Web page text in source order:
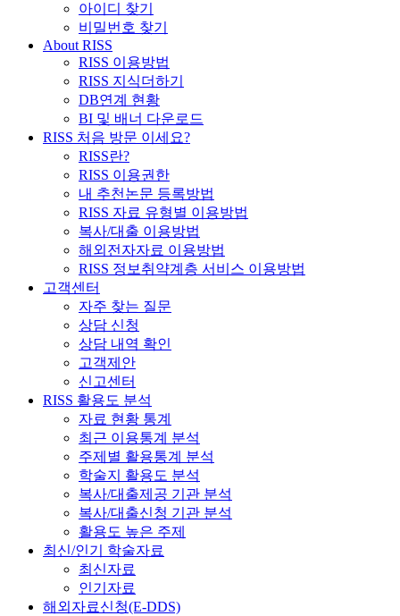
아이디 찾기
비밀번호 찾기
About RISS
RISS 이용방법
RISS 지식더하기
DB연계 현황
BI 및 배너 다운로드
RISS 처음 방문 이세요?
RISS란?
RISS 이용권한
내 추천논문 등록방법
RISS 자료 유형별 이용방법
복사/대출 이용방법
해외전자자료 이용방법
RISS 정보취약계층 서비스 이용방법
고객센터
자주 찾는 질문
상담 신청
상담 내역 확인
고객제안
신고센터
RISS 활용도 분석
자료 현황 통계
최근 이용통계 분석
주제별 활용통계 분석
학술지 활용도 분석
복사/대출제공 기관 분석
복사/대출신청 기관 분석
활용도 높은 주제
최신/인기 학술자료
최신자료
인기자료
해외자료신청(E-DDS)